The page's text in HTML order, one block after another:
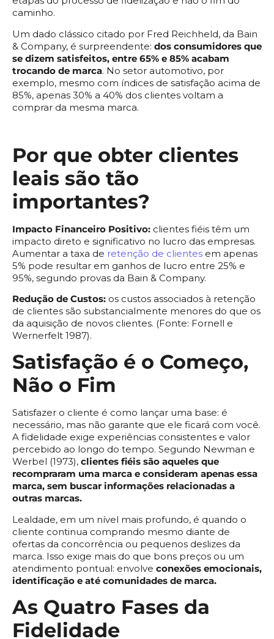
caminho.
Um dado clássico citado por Fred Reichheld, da Bain
& Company, é surpreendente: dos consumidores que
se dizem satisfeitos, entre 65% e 85% acabam
trocando de marca. No setor automotivo, por
exemplo, mesmo com índices de satisfação acima de
85%, apenas 30% a 40% dos clientes voltam a
comprar da mesma marca.
Por que obter clientes
leais são tão
importantes?
Impacto Financeiro Positivo: clientes fiéis têm um
impacto direto e significativo no lucro das empresas.
Aumentar a taxa de retenção de clientes em apenas
5% pode resultar em ganhos de lucro entre 25% e
95%, segundo provas da Bain & Company.
Redução de Custos: os custos associados à retenção
de clientes são substancialmente menores do que os
da aquisição de novos clientes. (Fonte: Fornell e
Wernerfelt 1987).
Satisfação é o Começo,
Não o Fim
Satisfazer o cliente é como lançar uma base: é
necessário, mas não garante que ele ficará com você.
A fidelidade exige experiências consistentes e valor
percebido ao longo do tempo. Segundo Newman e
Werbel (1973), clientes fiéis são aqueles que
recompraram uma marca e consideram apenas essa
marca, sem buscar informações relacionadas a
outras marcas.
Lealdade, em um nível mais profundo, é quando o
cliente continua comprando mesmo diante de
ofertas da concorrência ou pequenos deslizes da
marca. Isso exige mais do que bons preços ou um
atendimento pontual: envolve conexões emocionais,
identificação e até comunidades de marca.
As Quatro Fases da
Fidelidade